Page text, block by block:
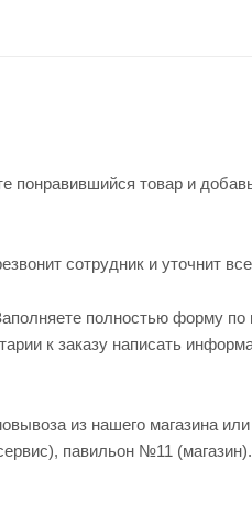
товар и
сотрудник и уточнит все
полностью форму
к заказу написать
из нашего магазина
павильон №11 (магазин).